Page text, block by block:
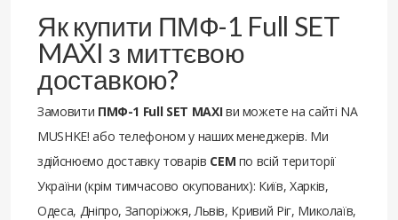
Як купити ПМФ-1 Full SET
MAXI з миттєвою
доставкою?
Замовити ПМФ-1 Full SET MAXIви можете на сайті NA
MUSHKE! або телефоном у наших менеджерів. Ми
здійснюємо доставку товарів СЕМ по всій території
України (крім тимчасово окупованих): Київ, Харків,
Одеса, Дніпро, Запоріжжя, Львів, Кривий Ріг, Миколаїв,